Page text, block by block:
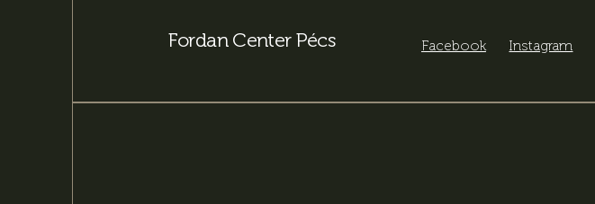
Fordan Center Pécs Facebook Instagram